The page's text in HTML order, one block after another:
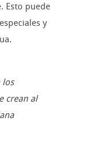
Esto puede
y
los
crean al